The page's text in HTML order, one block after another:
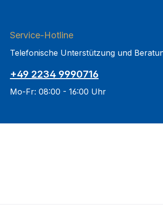
Service-Hotline
Telefonische Unterstützung und
+49 2234 9990716
Mo-Fr: 08:00 - 16:00 Uhr